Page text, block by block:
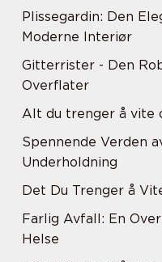
Plissegardin: Den
Moderne Interiør
Gitterrister - Den
Overflater
Alt du trenger å vite
Spennende Verden
Underholdning
Det Du Trenger å
Farlig Avfall: En
Helse